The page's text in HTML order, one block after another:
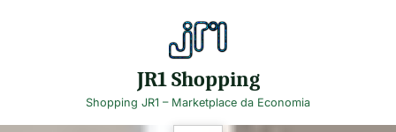
JR1 Shopping
Shopping JR1 – Marketplace da Economia